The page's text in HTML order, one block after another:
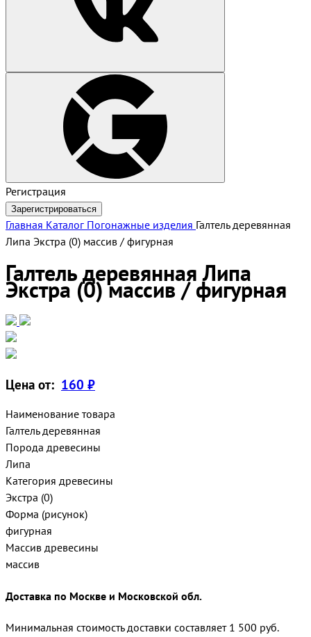
Регистрация
Зарегистрироваться
Главная Каталог Погонажные изделия Галтель деревянная
Липа Экстра (0) массив / фигурная
Галтель деревянная Липа
Экстра (0) массив / фигурная
Цена от: 160 ₽
Наименование товара
Галтель деревянная
Порода древесины
Липа
Категория древесины
Экстра (0)
Форма (рисунок)
фигурная
Массив древесины
массив
Доставка по Москве и Московской обл.
Минимальная стоимость доставки составляет 1 500 руб.